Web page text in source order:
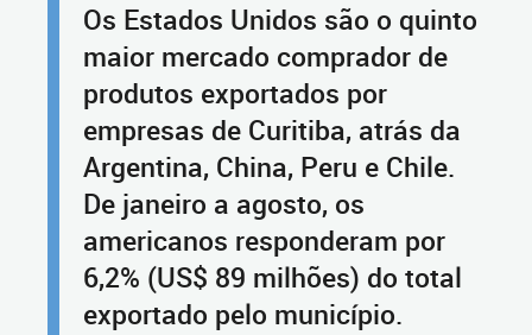
Os Estados Unidos são o quinto
maior mercado comprador de
produtos exportados por
empresas de Curitiba, atrás da
Argentina, China, Peru e Chile.
De janeiro a agosto, os
americanos responderam por
6,2% (US$ 89 milhões) do total
exportado pelo município.